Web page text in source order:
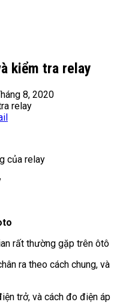
kiểm tra relay
8, 2020
của relay
rất thường gặp trên ôtô
ra theo cách chung, và
trở, và cách đo điện áp